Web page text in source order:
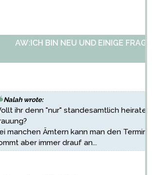
AW:ICH BIN NEU UND EINIGE
Nalah wrote:
ihr denn "nur" standesamtlich
manchen Ämtern kann man den Termin
aber immer drauf an...